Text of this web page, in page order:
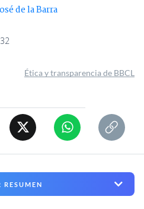
de la Barra
Ética y transparencia de BBCL
RESUMEN